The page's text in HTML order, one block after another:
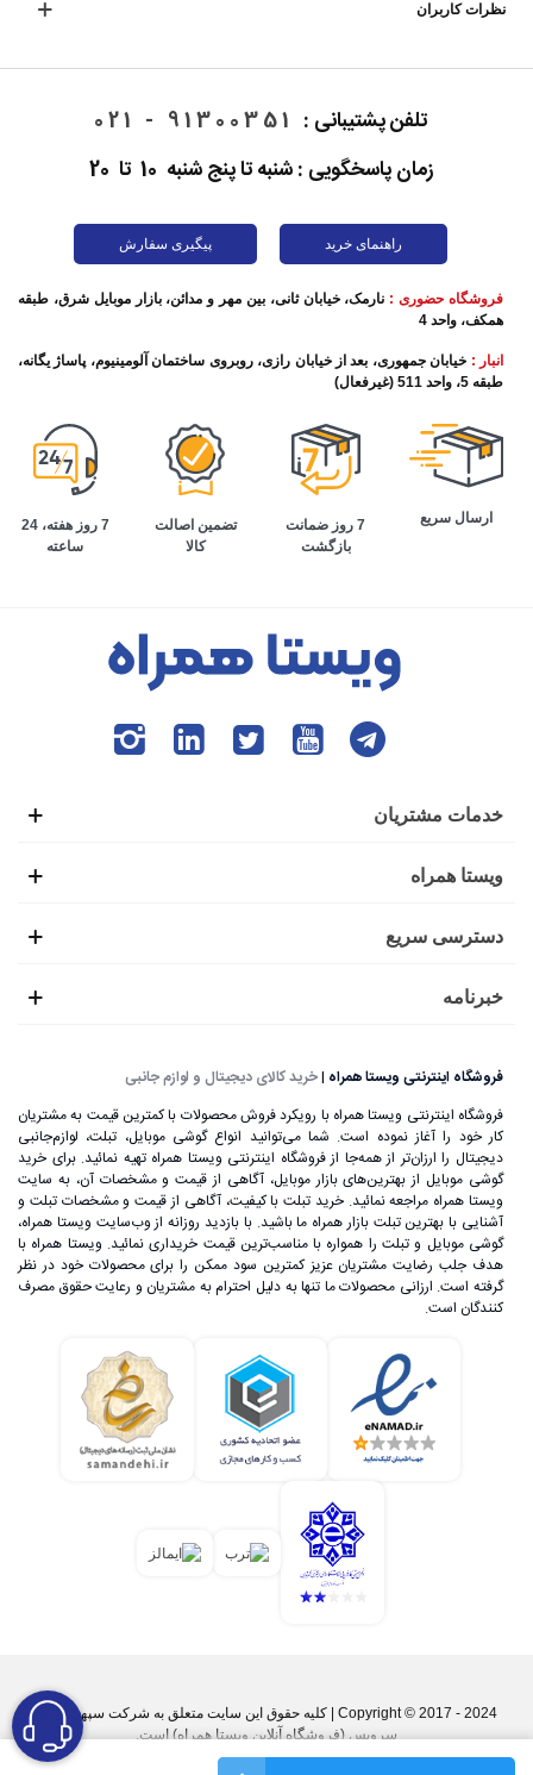
نظرات کاربران
تلفن پشتیبانی : 91300351 - 021
زمان پاسخگویی : شنبه تا پنج شنبه 10 تا 20
راهنمای خرید پیگیری سفارش
فروشگاه حضوری : نارمک، خیابان ثانی، بین مهر و مدائن، بازار موبایل شرق، طبقه
همکف، واحد 4
انبار : خیابان جمهوری، بعد از خیابان رازی، روبروی ساختمان آلومینیوم، پاساژ یگانه،
طبقه 5، واحد 511 (غیرفعال)
ارسال سریع
7 روز ضمانت
بازگشت
تضمین اصالت
کالا
7 روز هفته، 24
ساعته
خدمات مشتریان
ویستا همراه
دسترسی سریع
خبرنامه
فروشگاه اینترنتی ویستا همراه |خرید کالای دیجیتال و لوازم جانبی
فروشگاه اینترنتی ویستا همراه با رویکرد فروش محصولات با کمترین قیمت به مشتریان
کار خود را آغاز نموده است. شما می‌توانید انواع گوشی موبایل، تبلت، لوازم‌جانبی
دیجیتال را ارزان‌تر از همه‌جا از فروشگاه اینترنتی ویستا همراه تهیه نمائید. برای خرید
گوشی موبایل از بهترین‌های بازار موبایل، آگاهی از قیمت و مشخصات آن، به ‌سایت
ویستا همراه مراجعه نمائید. خرید تبلت با کیفیت، آگاهی از قیمت و مشخصات تبلت و
آشنایی با بهترین تبلت بازار همراه ما باشید. با بازدید روزانه از وب‌سایت ویستا همراه،
گوشی موبایل و تبلت را همواره با مناسب‌ترین قیمت خریداری نمائید. ویستا همراه با
هدف جلب رضایت مشتریان عزیز کمترین سود ممکن را برای محصولات خود در نظر
گرفته است. ارزانی محصولات ما تنها به دلیل احترام به مشتریان و رعایت حقوق مصرف
کنندگان است.
Copyright © 2017 - 2024 | کليه حقوق اين سايت متعلق به شرکت سپهر پارس
سرویس (فروشگاه آنلاین ویستا همراه) است.